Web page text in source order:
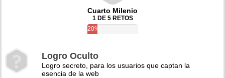
Cuarto Milenio
1 DE 5 RETOS
20%
Logro Oculto
Logro secreto, para los usuarios que captan la
esencia de la web